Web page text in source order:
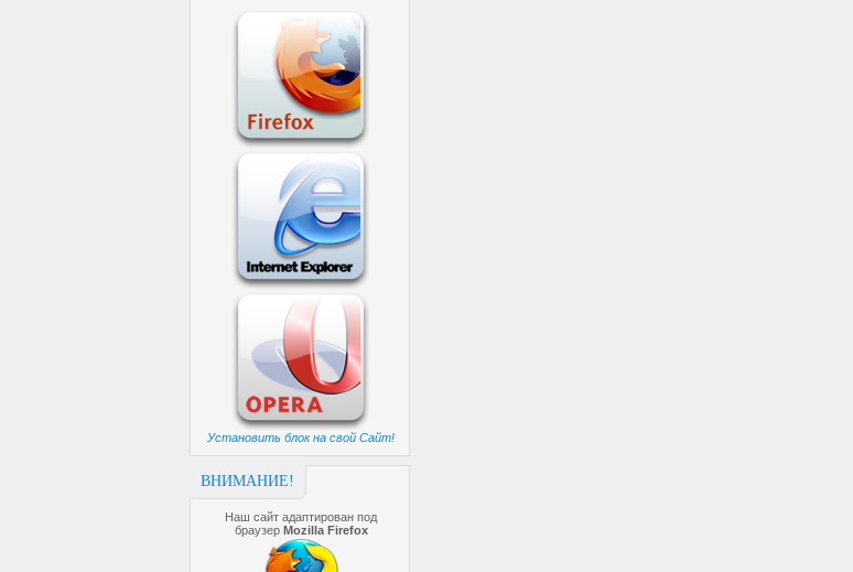
Установить блок на свой Сайт!
ВНИМАНИЕ!
Наш сайт адаптирован под
браузер Mozilla Firefox